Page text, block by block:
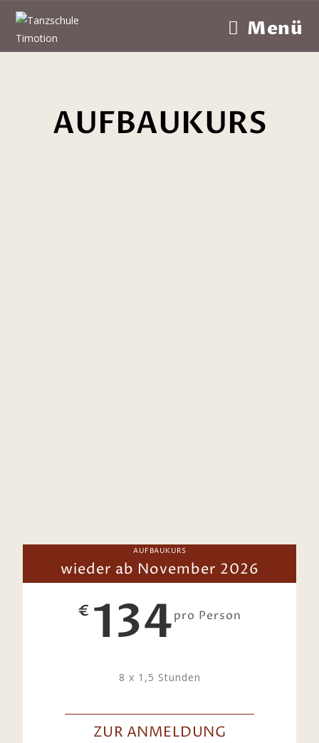
Menü
AUFBAUKURS
AUFBAUKURS
wieder ab November 2026
€ 134pro Person
8 x 1,5 Stunden
ZUR ANMELDUNG